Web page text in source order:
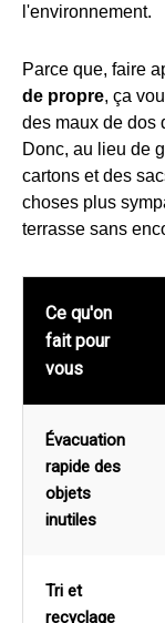
l'environnement.
Parce que, faire
de propre, ça
des maux de dos
Donc, au lieu de
cartons et des
choses plus
terrasse sans
Ce qu'on
fait pour
vous
Évacuation
rapide des
objets
inutiles
Tri et
recyclage